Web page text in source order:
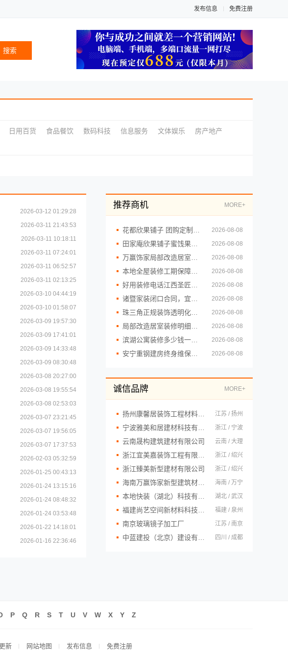
发布信息 免费注册
搜索
日用百货 食品餐饮 数码科技 信息服务 文体娱乐
房产地产
2026-03-12 01:29:28
2026-03-11 21:43:53
2026-03-11 10:18:11
2026-03-11 07:24:01
2026-03-11 06:52:57
2026-03-11 02:13:25
2026-03-10 04:44:19
2026-03-10 01:58:07
2026-03-09 19:57:30
2026-03-09 17:41:01
2026-03-09 14:33:48
2026-03-09 08:30:48
2026-03-08 20:27:00
2026-03-08 19:55:54
2026-03-08 02:53:03
2026-03-07 23:21:45
2026-03-07 19:56:05
2026-03-07 17:37:53
2026-02-03 05:32:59
2026-01-25 00:43:13
2026-01-24 13:15:16
2026-01-24 08:48:32
2026-01-24 03:53:48
2026-01-22 14:18:01
2026-01-16 22:36:46
推荐商机 MORE+
2026-08-08
2026-08-08
2026-08-08
2026-08-08
2026-08-08
2026-08-08
2026-08-08
2026-08-08
2026-08-08
2026-08-08
诚信品牌 MORE+
江苏 / 扬州
浙江 / 宁波
云南晟构建筑建材有限公司 云南 / 大理
浙江 / 绍兴
浙江臻美新型建材有限公司 浙江 / 绍兴
海南 / 万宁
湖北 / 武汉
福建 / 泉州
南京玻璃镜子加工厂 江苏 / 南京
四川 / 成都
P Q R S T U V W X Y Z
新 网站地图 发布信息 免费注册